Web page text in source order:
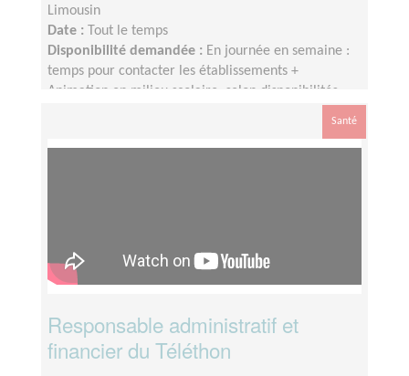
Limousin
Date :
Tout le temps
Disponibilité demandée : En journée en semaine :
temps pour contacter les établissements +
Animation en milieu scolaire, selon disponibilités
Santé
Responsable administratif et
financier du Téléthon